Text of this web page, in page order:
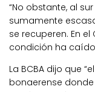
“No obstante, al
sumamente
se recuperen. En el
condición ha caído
La BCBA dijo que
bonaerense donde